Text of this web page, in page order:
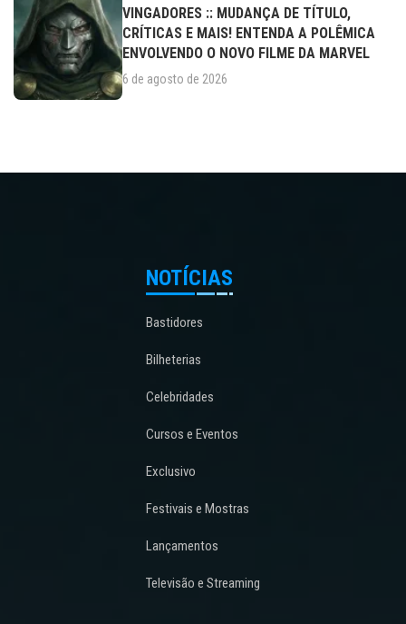
VINGADORES :: MUDANÇA DE TÍTULO,
CRÍTICAS E MAIS! ENTENDA A POLÊMICA
ENVOLVENDO O NOVO FILME DA MARVEL
6 de agosto de 2026
NOTÍCIAS
Bastidores
Bilheterias
Celebridades
Cursos e Eventos
Exclusivo
Festivais e Mostras
Lançamentos
Televisão e Streaming